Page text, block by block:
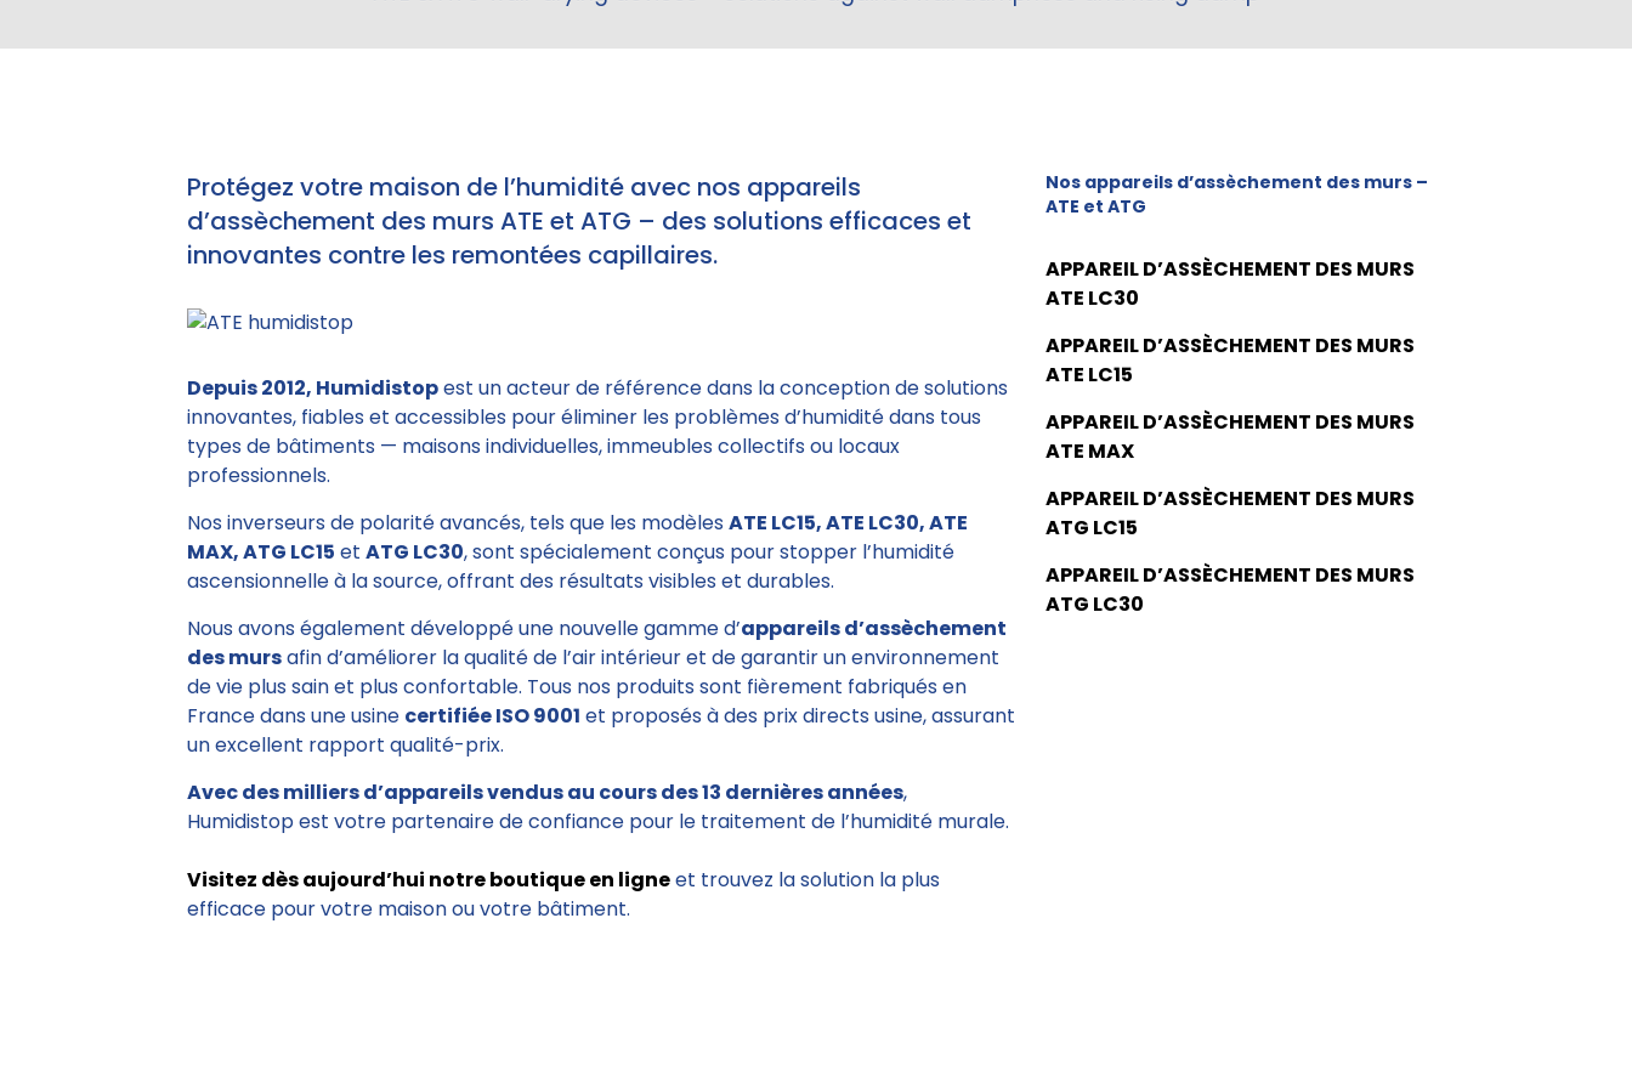
Protégez votre maison de l’humidité avec nos appareils
d’assèchement des murs ATE et ATG – des solutions efficaces et
innovantes contre les remontées capillaires.
Depuis 2012, Humidistopest un acteur de référence dans la conception de solutions
innovantes, fiables et accessibles pour éliminer les problèmes d’humidité dans tous
types de bâtiments — maisons individuelles, immeubles collectifs ou locaux
professionnels.
Nos inverseurs de polarité avancés, tels que les modèles ATE LC15, ATE LC30, ATE
MAX, ATG LC15 et ATG LC30, sont spécialement conçus pour stopper l’humidité
ascensionnelle à la source, offrant des résultats visibles et durables.
Nous avons également développé une nouvelle gamme d’appareils d’assèchement
des mursafin d’améliorer la qualité de l’air intérieur et de garantir un environnement
de vie plus sain et plus confortable. Tous nos produits sont fièrement fabriqués en
France dans une usine certifiée ISO 9001 et proposés à des prix directs usine, assurant
un excellent rapport qualité-prix.
Avec des milliers d’appareils vendus au cours des 13 dernières années,
Humidistop est votre partenaire de confiance pour le traitement de l’humidité murale.
Visitez dès aujourd’hui notre boutique en ligneet trouvez la solution la plus
efficace pour votre maison ou votre bâtiment.
Nos appareils d’assèchement des murs –
ATE et ATG
APPAREIL D’ASSÈCHEMENT DES MURS
ATE LC30
APPAREIL D’ASSÈCHEMENT DES MURS
ATE LC15
APPAREIL D’ASSÈCHEMENT DES MURS
ATE MAX
APPAREIL D’ASSÈCHEMENT DES MURS
ATG LC15
APPAREIL D’ASSÈCHEMENT DES MURS
ATG LC30